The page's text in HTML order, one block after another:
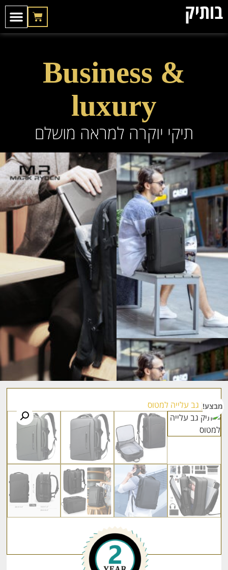
בותיק
Business &
luxury
תיקי יוקרה למראה מושלם
מבצע!